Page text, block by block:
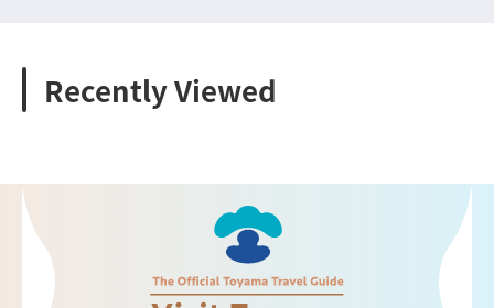
Recently Viewed